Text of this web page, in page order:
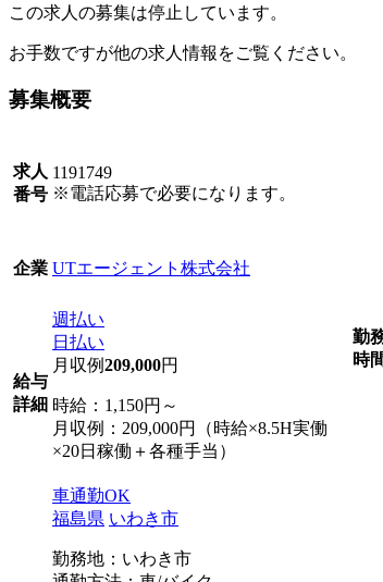
この求人の募集は停止しています。
お手数ですが他の求人情報をご覧ください。
募集概要
求人
番号
1191749
※電話応募で必要になります。
企業 UTエージェント株式会社
給与
詳細
週払い
日払い
月収例209,000円
時給：1,150円～
月収例：209,000円（時給×8.5H実働
×20日稼働＋各種手当）
車通勤OK
福島県 いわき市
勤務地：いわき市
勤
時